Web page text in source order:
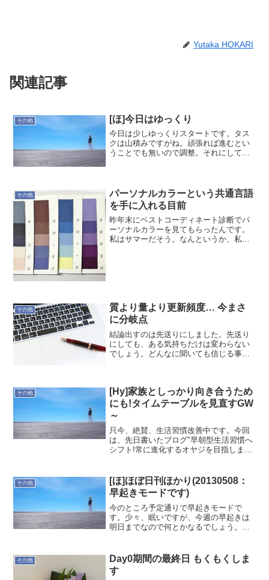
Yutaka HOKARI
関連記事
その他 [ほ]今日はゆっくり
今日は少しゆっくりスタートです。タス
クは山積みですがね。頑張れば進むとい
うことでも無いので調整。それにして
その他
パーソナルカラーという共通言語
を手に入れる目前
昨年末にベストコーディネート診断でパ
ーソナルカラーを見てもらったんです。
私はサマーだそう。なんというか、私で
その他
質より量より更新頻度… 今まさ
に分岐点
結論出すのは先送りにしました。先送り
にしても、ある気持ちだけは変わらない
でしょう。どんなに聞いても信じる事が
のための「うまく」「は...
その他
[Hy]家族としっかり向き合うため
にも!タイムテーブルを見直すGW
～
只今、絶賛、生活習慣改善中です。今回
は、先日書いたブログ"早朝型生活習慣へ
シフト!常に進化するオヤジを目指しま
うかの違いですが、移動時間などもある
ので、いろいろ課題...
その他
[ほ]ほぼ日刊ほかり(20130508：
早起きモードです)
今のところ予定通りで早起きモードで
す。少々、眠いですが、今週の早起きは
明日までなので何とかなるでしょう。既
その他
Day0期間の最終日 もくもくしま
す